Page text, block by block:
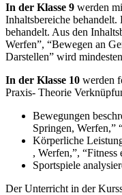
In der Klasse 9 werden
Inhaltsbereiche
behandelt. Aus den
Werfen”, “Bewegen an
Darstellen” wird
In der Klasse 10 werden
Praxis- Theorie
Bewegungen
Springen, Werfen,”
Körperliche
, Werfen,”, “Fitness
Sportspiele
Der Unterricht in der